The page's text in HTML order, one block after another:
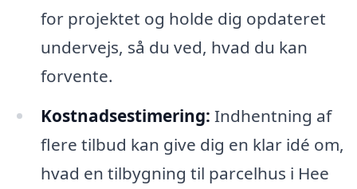
for projektet og holde dig opdateret
undervejs, så du ved, hvad du kan
forvente.
Kostnadsestimering: Indhentning af
flere tilbud kan give dig en klar idé om,
hvad en tilbygning til parcelhus i Hee